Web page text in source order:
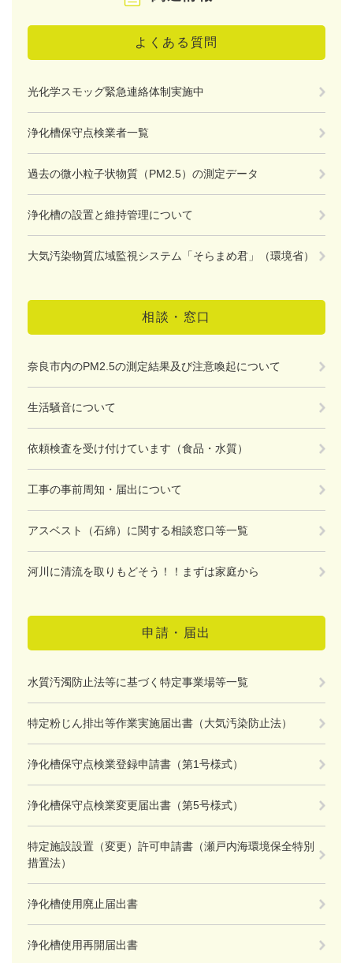
よくある質問
光化学スモッグ緊急連絡体制実施中
浄化槽保守点検業者一覧
過去の微小粒子状物質（PM2.5）の測定データ
浄化槽の設置と維持管理について
大気汚染物質広域監視システム「そらまめ君」（環境省）
相談・窓口
奈良市内のPM2.5の測定結果及び注意喚起について
生活騒音について
依頼検査を受け付けています（食品・水質）
工事の事前周知・届出について
アスベスト（石綿）に関する相談窓口等一覧
河川に清流を取りもどそう！！まずは家庭から
申請・届出
水質汚濁防止法等に基づく特定事業場等一覧
特定粉じん排出等作業実施届出書（大気汚染防止法）
浄化槽保守点検業登録申請書（第1号様式）
浄化槽保守点検業変更届出書（第5号様式）
特定施設設置（変更）許可申請書（瀬戸内海環境保全特別
措置法）
浄化槽使用廃止届出書
浄化槽使用再開届出書